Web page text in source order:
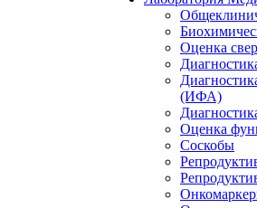
Оценка
(ИФА)
Оценка
Соскобы